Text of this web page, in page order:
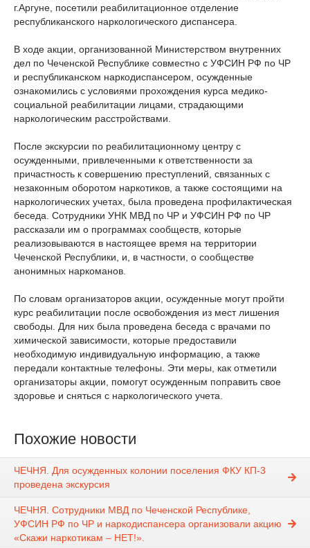
г.Аргуне, посетили реабилитационное отделение
республиканского наркологического диспансера.
В ходе акции, организованной Министерством внутренних
дел по Чеченской Республике совместно с УФСИН РФ по ЧР
и республиканском наркодиспансером, осужденные
ознакомились с условиями прохождения курса медико-
социальной реабилитации лицами, страдающими
наркологическим расстройствами.
После экскурсии по реабилитационному центру с
осужденными, привлеченными к ответственности за
причастность к совершению преступлений, связанных с
незаконным оборотом наркотиков, а также состоящими на
наркологических учетах, была проведена профилактическая
беседа. Сотрудники УНК МВД по ЧР и УФСИН РФ по ЧР
рассказали им о программах сообществ, которые
реализовываются в настоящее время на территории
Чеченской Республики, и, в частности, о сообществе
анонимных наркоманов.
По словам организаторов акции, осужденные могут пройти
курс реабилитации после освобождения из мест лишения
свободы. Для них была проведена беседа с врачами по
химической зависимости, которые предоставили
необходимую индивидуальную информацию, а также
передали контактные телефоны. Эти меры, как отметили
организаторы акции, помогут осужденным поправить свое
здоровье и сняться с наркологического учета.
Похожие новости
ЧЕЧНЯ. Для осужденных колонии поселения ФКУ КП-3
проведена экскурсия
ЧЕЧНЯ. Сотрудники МВД по Чеченской Республике,
УФСИН РФ по ЧР и наркодиспансера организовали акцию
«Скажи наркотикам – НЕТ!».